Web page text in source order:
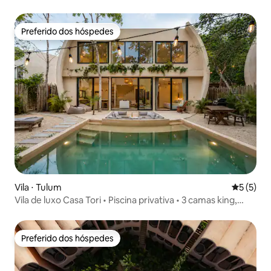
Preferido dos hóspedes
Preferido dos hóspedes
Vila ⋅ Tulum 5 de
5 (5)
Vila de luxo Casa Tori • Piscina privativa • 3 camas king,
Preferido dos hóspedes
Preferido dos hóspedes